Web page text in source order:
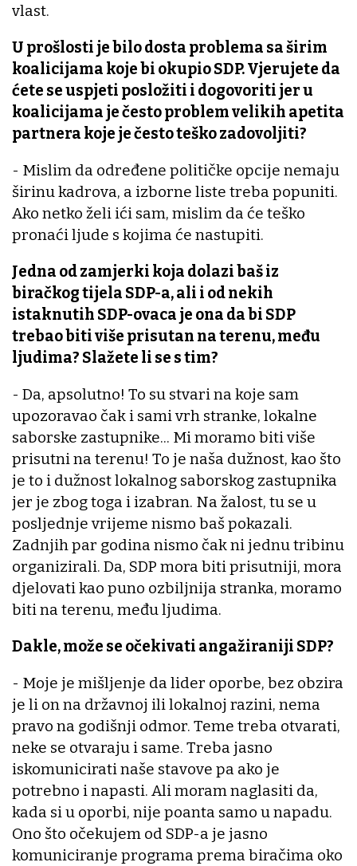
vlast.
U prošlosti je bilo dosta problema sa širim
koalicijama koje bi okupio SDP. Vjerujete da
ćete se uspjeti posložiti i dogovoriti jer u
koalicijama je često problem velikih apetita
partnera koje je često teško zadovoljiti?
- Mislim da određene političke opcije nemaju
širinu kadrova, a izborne liste treba popuniti.
Ako netko želi ići sam, mislim da će teško
pronaći ljude s kojima će nastupiti.
Jedna od zamjerki koja dolazi baš iz
biračkog tijela SDP-a, ali i od nekih
istaknutih SDP-ovaca je ona da bi SDP
trebao biti više prisutan na terenu, među
ljudima? Slažete li se s tim?
- Da, apsolutno! To su stvari na koje sam
upozoravao čak i sami vrh stranke, lokalne
saborske zastupnike... Mi moramo biti više
prisutni na terenu! To je naša dužnost, kao što
je to i dužnost lokalnog saborskog zastupnika
jer je zbog toga i izabran. Na žalost, tu se u
posljednje vrijeme nismo baš pokazali.
Zadnjih par godina nismo čak ni jednu tribinu
organizirali. Da, SDP mora biti prisutniji, mora
djelovati kao puno ozbiljnija stranka, moramo
biti na terenu, među ljudima.
Dakle, može se očekivati angažiraniji SDP?
- Moje je mišljenje da lider oporbe, bez obzira
je li on na državnoj ili lokalnoj razini, nema
pravo na godišnji odmor. Teme treba otvarati,
neke se otvaraju i same. Treba jasno
iskomunicirati naše stavove pa ako je
potrebno i napasti. Ali moram naglasiti da,
kada si u oporbi, nije poanta samo u napadu.
Ono što očekujem od SDP-a je jasno
komuniciranje programa prema biračima oko